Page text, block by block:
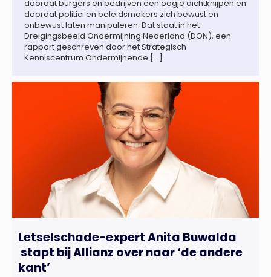
doordat burgers en bedrijven een oogje dichtknijpen en
doordat politici en beleidsmakers zich bewust en
onbewust laten manipuleren. Dat staat in het
Dreigingsbeeld Ondermijning Nederland (DON), een
rapport geschreven door het Strategisch
Kenniscentrum Ondermijnende […]
Letselschade-expert Anita Buwalda
stapt bij Allianz over naar ‘de andere
kant’